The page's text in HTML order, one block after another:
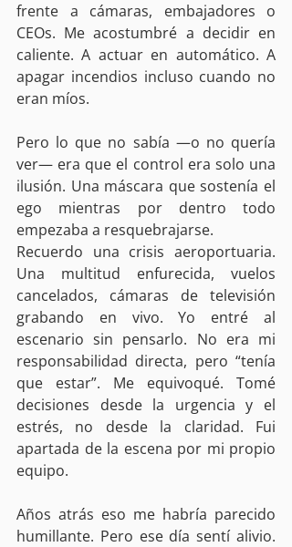
frente a cámaras, embajadores o
CEOs. Me acostumbré a decidir en
caliente. A actuar en automático. A
apagar incendios incluso cuando no
eran míos.
Pero lo que no sabía —o no quería
ver— era que el control era solo una
ilusión. Una máscara que sostenía el
ego mientras por dentro todo
empezaba a resquebrajarse.
Recuerdo una crisis aeroportuaria.
Una multitud enfurecida, vuelos
cancelados, cámaras de televisión
grabando en vivo. Yo entré al
escenario sin pensarlo. No era mi
responsabilidad directa, pero “tenía
que estar”. Me equivoqué. Tomé
decisiones desde la urgencia y el
estrés, no desde la claridad. Fui
apartada de la escena por mi propio
equipo.
Años atrás eso me habría parecido
humillante. Pero ese día sentí alivio.